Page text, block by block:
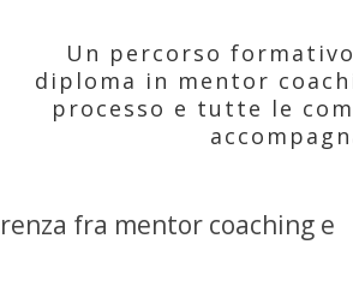
Un percorso
diploma in mentor
processo e tutte le
fra mentor coaching e